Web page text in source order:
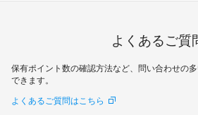
よくあるご質
保有ポイント数の確認方法など、問い合わせの
できます。
よくあるご質問はこちら